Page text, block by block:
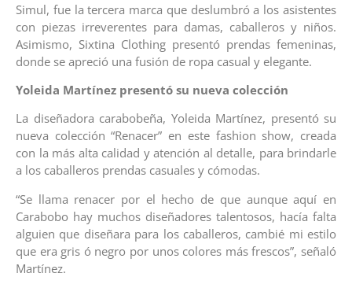
Simul, fue la tercera marca que deslumbró a los asistentes
con piezas irreverentes para damas, caballeros y niños.
Asimismo, Sixtina Clothing presentó prendas femeninas,
donde se apreció una fusión de ropa casual y elegante.
Yoleida Martínez presentó su nueva colección
La diseñadora carabobeña, Yoleida Martínez, presentó su
nueva colección “Renacer” en este fashion show, creada
con la más alta calidad y atención al detalle, para brindarle
a los caballeros prendas casuales y cómodas.
“Se llama renacer por el hecho de que aunque aquí en
Carabobo hay muchos diseñadores talentosos, hacía falta
alguien que diseñara para los caballeros, cambié mi estilo
que era gris ó negro por unos colores más frescos”, señaló
Martínez.